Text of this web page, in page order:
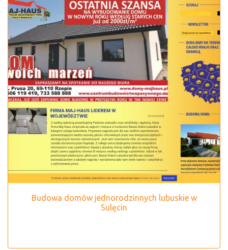
Budowa domów jednorodzinnych lubuskie w
Sulęcin